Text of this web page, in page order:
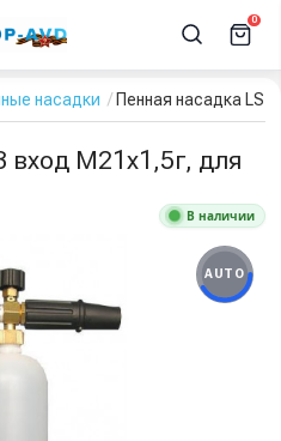
0
насадки Пенная насадка LS
вход М21x1,5г, для
В наличии
AUTO